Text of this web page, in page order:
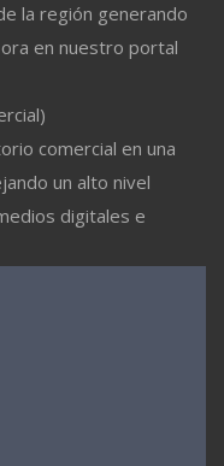
la región generando
en nuestro portal
comercial en una
un alto nivel
digitales e